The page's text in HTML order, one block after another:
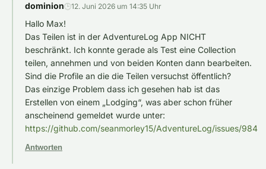
dominion🕒12. Juni 2026 um 14:35 Uhr
Hallo Max!
Das Teilen ist in der AdventureLog App NICHT
beschränkt. Ich konnte gerade als Test eine Collection
teilen, annehmen und von beiden Konten dann bearbeiten.
Sind die Profile an die die Teilen versuchst öffentlich?
Das einzige Problem dass ich gesehen hab ist das
Erstellen von einem „Lodging“, was aber schon früher
anscheinend gemeldet wurde unter:
https://github.com/seanmorley15/AdventureLog/issues/984
Antworten